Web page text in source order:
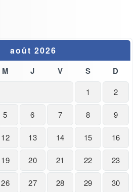
août 2026
M J V S D
1 2
5 6 7 8 9
12 13 14 15 16
19 20 21 22 23
26 27 28 29 30